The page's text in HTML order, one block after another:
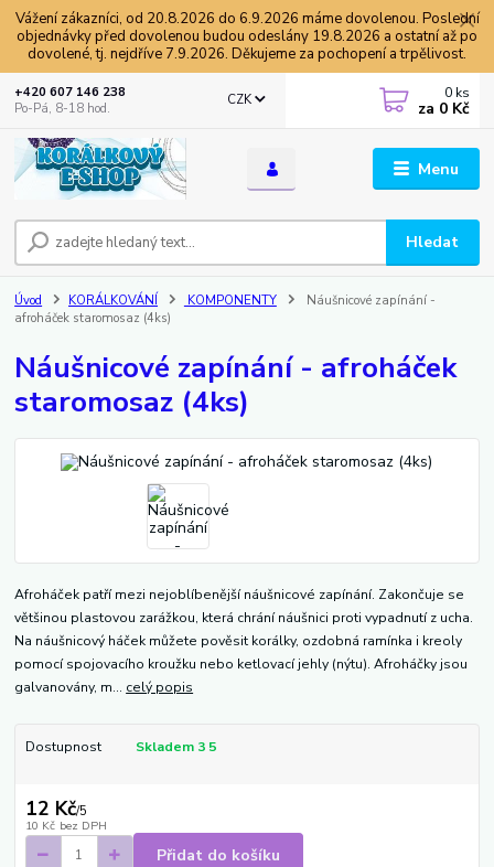
Vážení zákazníci, od 20.8.2026 do 6.9.2026 máme dovolenou. Poslední
objednávky před dovolenou budou odeslány 19.8.2026 a ostatní až po
dovolené, tj. nejdříve 7.9.2026. Děkujeme za pochopení a trpělivost.
Menu
CZK
Hledat
+420 607 146 238
Po-Pá, 8-18 hod.
0 ks
za 0 Kč
Úvod KORÁLKOVÁNÍ KOMPONENTY
Náušnicové zapínání -
afroháček staromosaz (4ks)
Náušnicové zapínání - afroháček
staromosaz (4ks)
Afroháček patří mezi nejoblíbenější náušnicové zapínání. Zakončuje se
většinou plastovou zarážkou, která chrání náušnici proti vypadnutí z ucha.
Na náušnicový háček můžete pověsit korálky, ozdobná ramínka i kreoly
pomocí spojovacího kroužku nebo ketlovací jehly (nýtu). Afroháčky jsou
galvanovány, m... celý popis
Dostupnost Skladem 3 5
12 Kč/5
10 Kč bez DPH
Přidat do košíku